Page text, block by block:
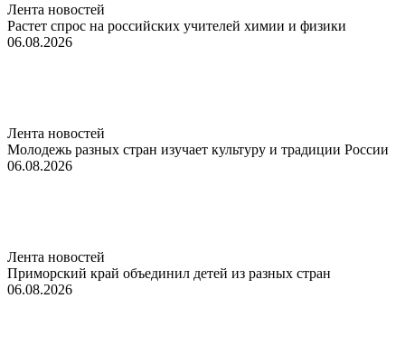
Лента новостей
Растет спрос на российских учителей химии и физики
06.08.2026
Лента новостей
Молодежь разных стран изучает культуру и традиции России
06.08.2026
Лента новостей
Приморский край объединил детей из разных стран
06.08.2026